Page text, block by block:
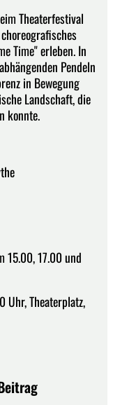
Theaterfestival
Time" erleben. In
Pendeln
in Bewegung
Landschaft, die
konnte.
15.00, 17.00 und
Uhr, Theaterplatz,